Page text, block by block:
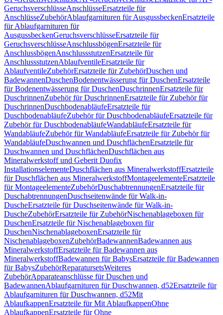
GeruchsverschlüsseAnschlüsseErsatzteile für
AnschlüsseZubehörAblaufgarnituren für AusgussbeckenErsatzteile
für Ablaufgarnituren für
AusgussbeckenGeruchsverschlüsseErsatzteile für
GeruchsverschlüsseAnschlussbögenErsatzteile für
AnschlussbögenAnschlussstutzenErsatzteile für
AnschlussstutzenAblaufventileErsatzteile für
AblaufventileZubehörErsatzteile für ZubehörDuschen und
BadewannenDuschenBodenentwässerung für DuschenErsatzteile
für Bodenentwässerung für DuschenDuschrinnenErsatzteile für
DuschrinnenZubehör für DuschrinnenErsatzteile für Zubehör für
DuschrinnenDuschbodenabläufeErsatzteile für
DuschbodenabläufeZubehör für DuschbodenabläufeErsatzteile für
Zubehör für DuschbodenabläufeWandabläufeErsatzteile für
WandabläufeZubehör für WandabläufeErsatzteile für Zubehör für
WandabläufeDuschwannen und DuschflächenErsatzteile für
Duschwannen und DuschflächenDuschflächen aus
Mineralwerkstoff und Geberit Duofix
InstallationselementeDuschflächen aus MineralwerkstoffErsatzteile
für Duschflächen aus MineralwerkstoffMontageelementeErsatzteile
für MontageelementeZubehörDuschabtrennungenErsatzteile für
DuschabtrennungenDuschseitenwände für Walk-in-
DuscheErsatzteile für Duschseitenwände für Walk-in-
DuscheZubehörErsatzteile für ZubehörNischenablageboxen für
DuschenErsatzteile für Nischenablageboxen für
DuschenNischenablageboxenErsatzteile für
NischenablageboxenZubehörBadewannenBadewannen aus
MineralwerkstoffErsatzteile für Badewannen aus
MineralwerkstoffBadewannen für BabysErsatzteile für Badewannen
für BabysZubehörReparatursetsWeiteres
ZubehörApparateanschlüsse für Duschen und
BadewannenAblaufgarnituren für Duschwannen, d52Ersatzteile für
Ablaufgarnituren für Duschwannen, d52Mit
AblaufkappenErsatzteile für Mit AblaufkappenOhne
AblaufkappenErsatzteile für Ohne